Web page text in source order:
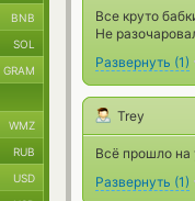
Все круто
Не
Развернуть (1)
Trey
Всё прошло на
Развернуть (1)
BNB
SOL
GRAM
WMZ
RUB
USD